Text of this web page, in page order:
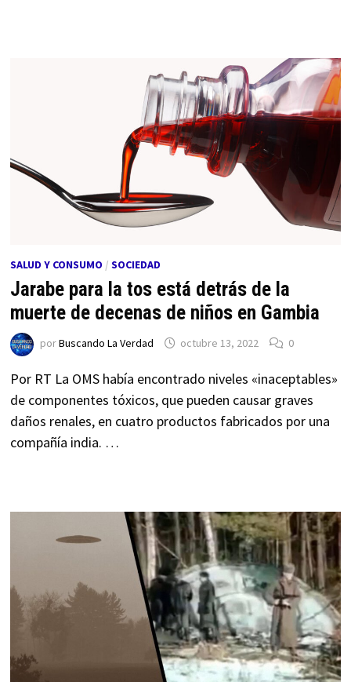
SALUD Y CONSUMO / SOCIEDAD
Jarabe para la tos está detrás de la
muerte de decenas de niños en Gambia
porBuscando La Verdad octubre 13, 2022 0
Por RT La OMS había encontrado niveles «inaceptables»
de componentes tóxicos, que pueden causar graves
daños renales, en cuatro productos fabricados por una
compañía india. …